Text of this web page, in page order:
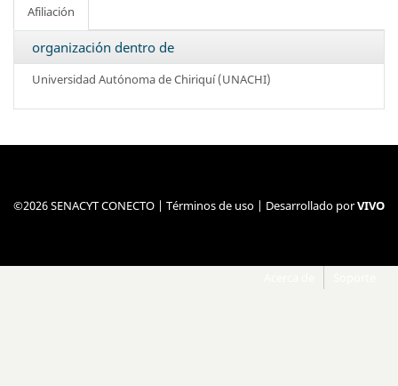
Afiliación
organización dentro de
Universidad Autónoma de Chiriquí (UNACHI)
©2026 SENACYT CONECTO | Términos de uso | Desarrollado porVIVO